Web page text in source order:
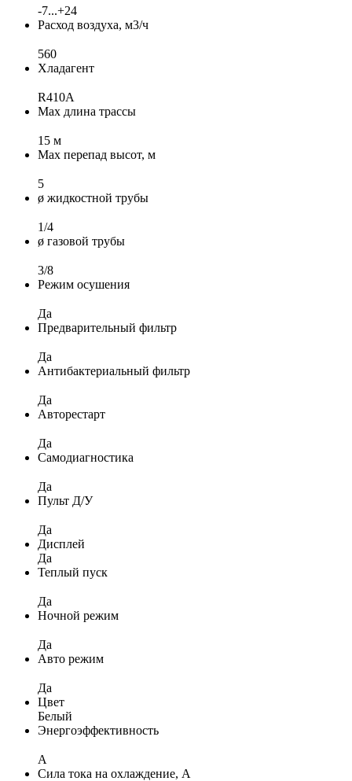
-7...+24
Расход воздуха, м3/ч
560
Хладагент
R410A
Max длина трассы
15 м
Max перепад высот, м
5
ø жидкостной трубы
1/4
ø газовой трубы
3/8
Режим осушения
Да
Предварительный фильтр
Да
Антибактериальный фильтр
Да
Авторестарт
Да
Самодиагностика
Да
Пульт Д/У
Да
Дисплей
Да
Теплый пуск
Да
Ночной режим
Да
Авто режим
Да
Цвет
Белый
Энергоэффективность
A
Сила тока на охлаждение, А